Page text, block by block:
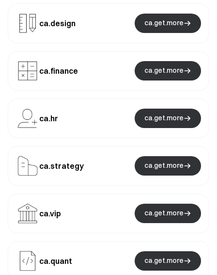
ca.design ca.get.more
ca.finance ca.get.more
ca.hr ca.get.more
ca.strategy ca.get.more
ca.vip ca.get.more
ca.quant ca.get.more